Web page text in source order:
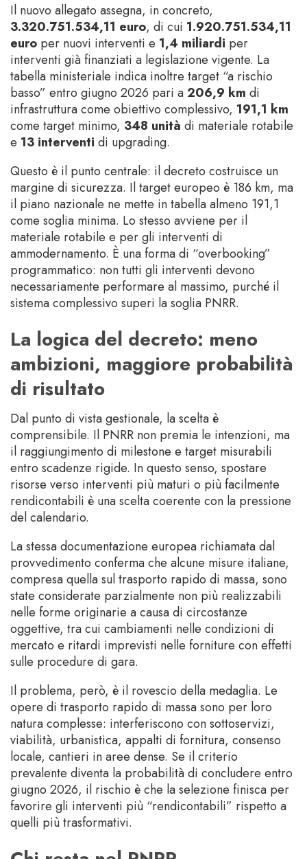
Il nuovo allegato assegna, in concreto,
3.320.751.534,11 euro, di cui 1.920.751.534,11
euro per nuovi interventi e 1,4 miliardi per
interventi già finanziati a legislazione vigente. La
tabella ministeriale indica inoltre target “a rischio
basso” entro giugno 2026 pari a206,9 km di
infrastruttura come obiettivo complessivo, 191,1 km
come target minimo, 348 unità di materiale rotabile
e 13 interventi di upgrading.
Questo è il punto centrale: il decreto costruisce un
margine di sicurezza. Il target europeo è 186 km, ma
il piano nazionale ne mette in tabella almeno 191,1
come soglia minima. Lo stesso avviene per il
materiale rotabile e per gli interventi di
ammodernamento. È una forma di “overbooking”
programmatico: non tutti gli interventi devono
necessariamente performare al massimo, purché il
sistema complessivo superi la soglia PNRR.
La logica del decreto: meno
ambizioni, maggiore probabilità
di risultato
Dal punto di vista gestionale, la scelta è
comprensibile. Il PNRR non premia le intenzioni, ma
il raggiungimento di milestone e target misurabili
entro scadenze rigide. In questo senso, spostare
risorse verso interventi più maturi o più facilmente
rendicontabili è una scelta coerente con la pressione
del calendario.
La stessa documentazione europea richiamata dal
provvedimento conferma che alcune misure italiane,
compresa quella sul trasporto rapido di massa, sono
state considerate parzialmente non più realizzabili
nelle forme originarie a causa di circostanze
oggettive, tra cui cambiamenti nelle condizioni di
mercato e ritardi imprevisti nelle forniture con effetti
sulle procedure di gara.
Il problema, però, è il rovescio della medaglia. Le
opere di trasporto rapido di massa sono per loro
natura complesse: interferiscono con sottoservizi,
viabilità, urbanistica, appalti di fornitura, consenso
locale, cantieri in aree dense. Se il criterio
prevalente diventa la probabilità di concludere entro
giugno 2026, il rischio è che la selezione finisca per
favorire gli interventi più “rendicontabili” rispetto a
quelli più trasformativi.